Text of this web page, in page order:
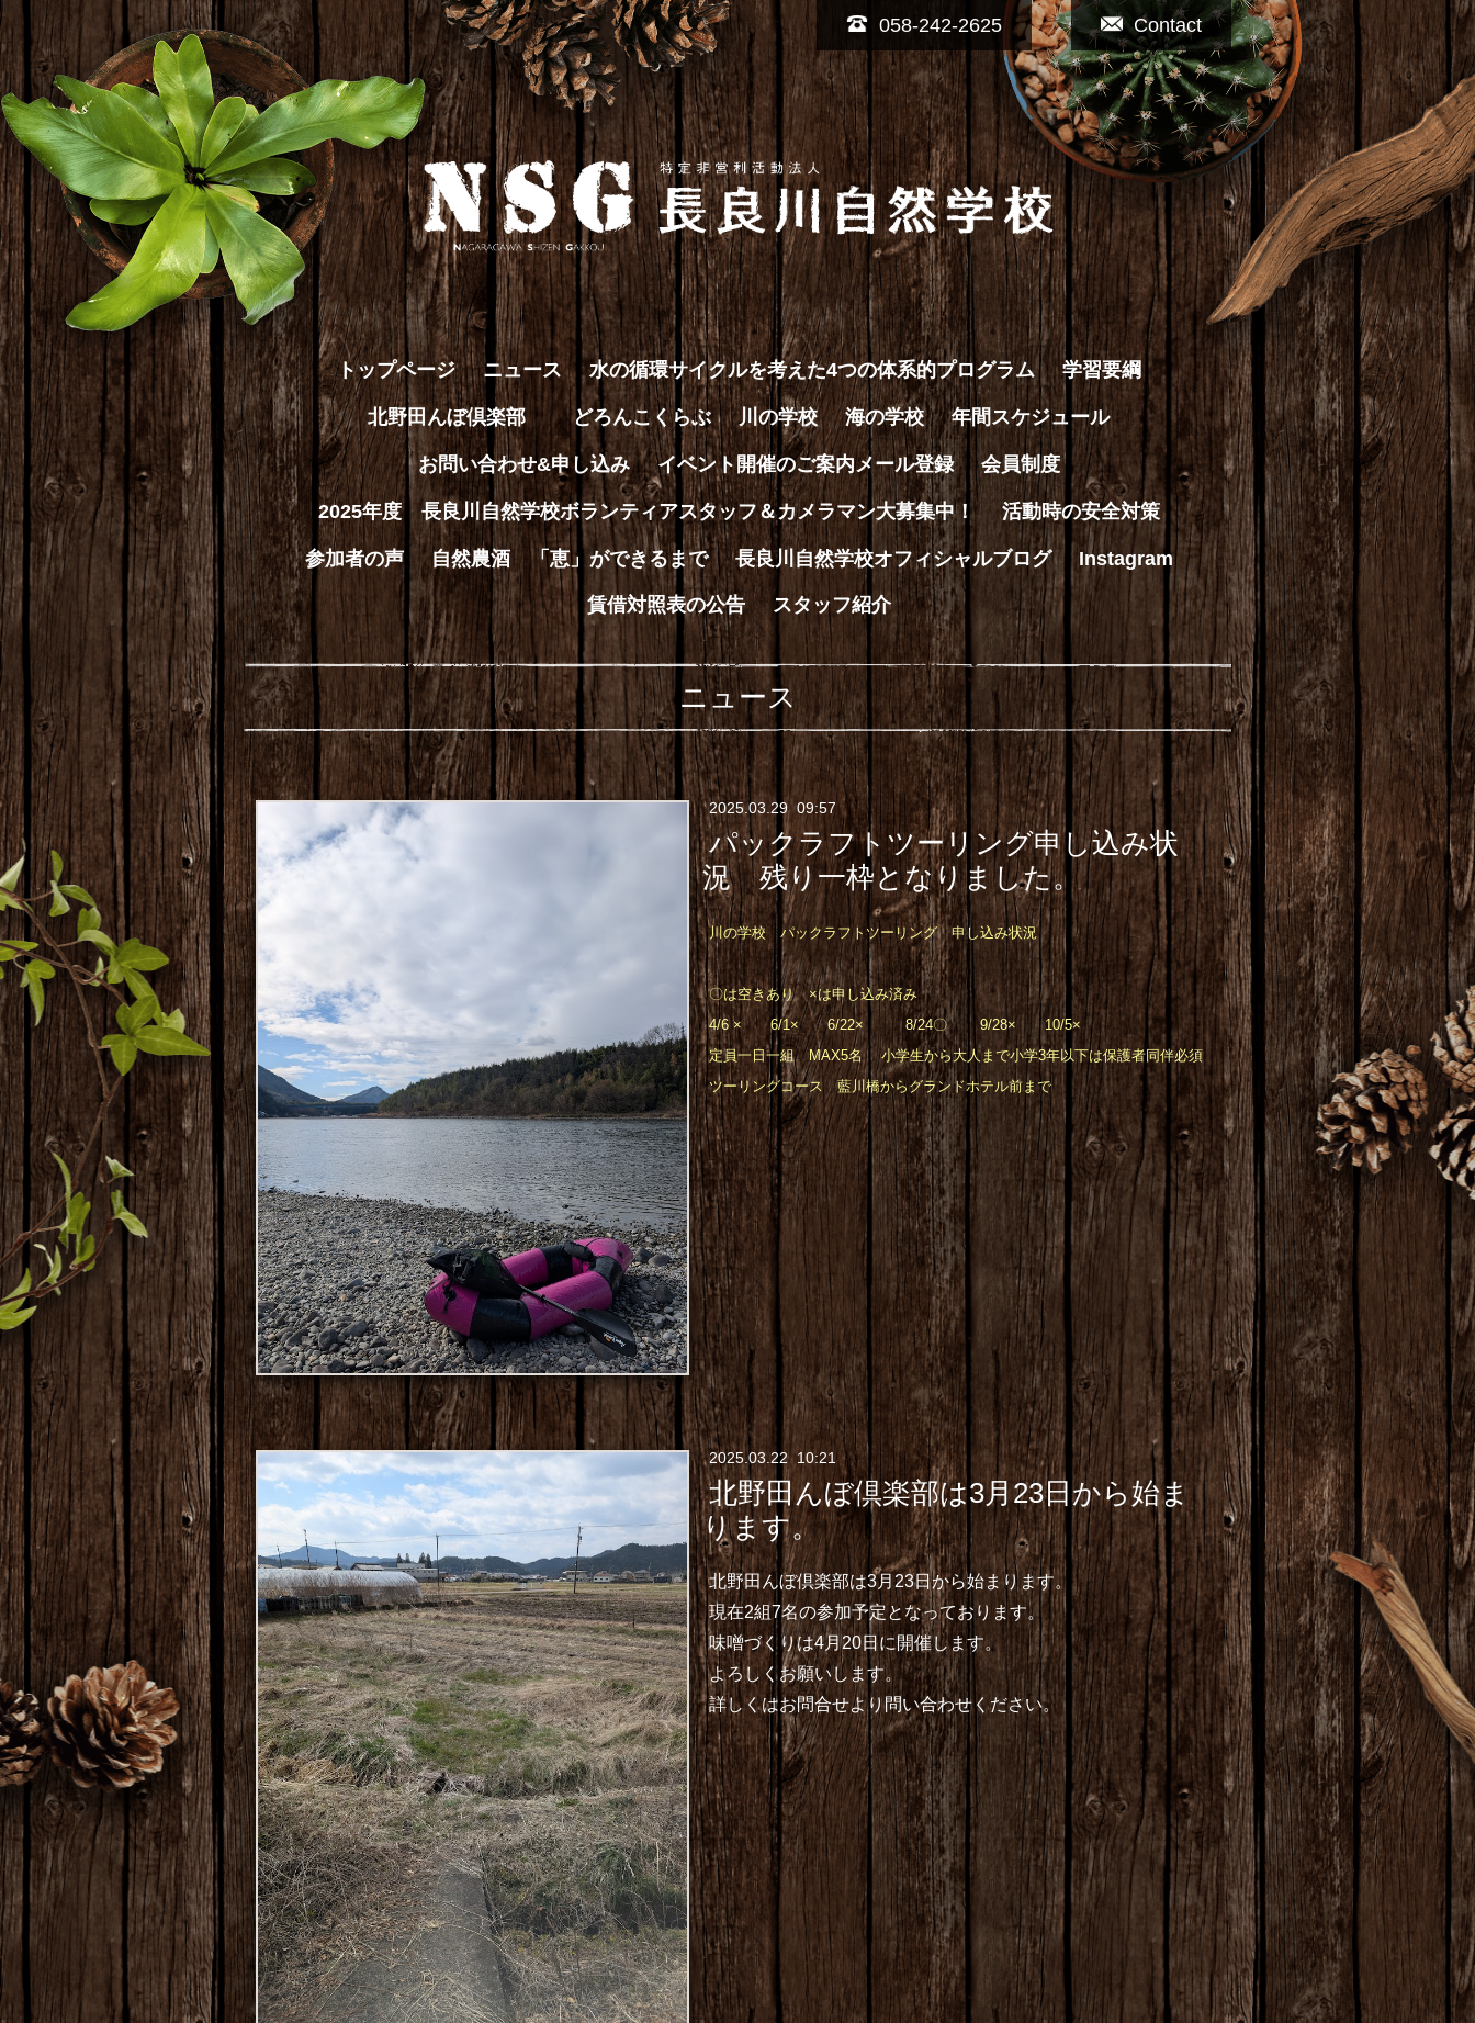
Contact
058-242-2625
トップページ ニュース 水の循環サイクルを考えた4つの体系的プログラム 学習要綱
北野田んぼ倶楽部 どろんこくらぶ 川の学校 海の学校 年間スケジュール
お問い合わせ&申し込み イベント開催のご案内メール登録 会員制度
2025年度 長良川自然学校ボランティアスタッフ＆カメラマン大募集中！ 活動時の安全対策
参加者の声 自然農酒 「恵」ができるまで 長良川自然学校オフィシャルブログ Instagram
賃借対照表の公告 スタッフ紹介
ニュース
2025.03.29 09:57
パックラフトツーリング申し込み状
況 残り一枠となりました。
川の学校 パックラフトツーリング 申し込み状況
〇は空きあり ×は申し込み済み
4/6 × 6/1× 6/22× 8/24〇 9/28× 10/5×
定員一日一組 MAX5名 小学生から大人まで小学3年以下は保護者同伴必須
ツーリングコース 藍川橋からグランドホテル前まで
2025.03 22 10:21
北野田んぼ倶楽部は3月23日から始ま
ります。
北野田んぼ倶楽部は3月23日から始まります。
現在2組7名の参加予定となっております。
味噌づくりは4月20日に開催します。
よろしくお願いします。
詳しくはお問合せより問い合わせください。